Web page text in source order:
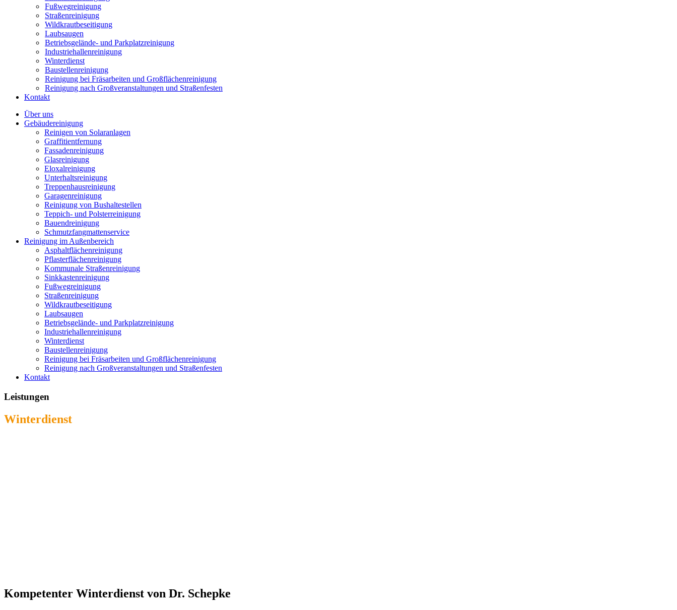
Fußwegreinigung
Straßenreinigung
Wildkrautbeseitigung
Laubsaugen
Betriebsgelände- und Parkplatzreinigung
Industriehallenreinigung
Winterdienst
Baustellenreinigung
Reinigung bei Fräsarbeiten und Großflächenreinigung
Reinigung nach Großveranstaltungen und Straßenfesten
Kontakt
Über uns
Gebäudereinigung
Reinigen von Solaranlagen
Graffitientfernung
Fassadenreinigung
Glasreinigung
Eloxalreinigung
Unterhaltsreinigung
Treppenhausreinigung
Garagenreinigung
Reinigung von Bushaltestellen
Teppich- und Polsterreinigung
Bauendreinigung
Schmutzfangmattenservice
Reinigung im Außenbereich
Asphaltflächenreinigung
Pflasterflächenreinigung
Kommunale Straßenreinigung
Sinkkastenreinigung
Fußwegreinigung
Straßenreinigung
Wildkrautbeseitigung
Laubsaugen
Betriebsgelände- und Parkplatzreinigung
Industriehallenreinigung
Winterdienst
Baustellenreinigung
Reinigung bei Fräsarbeiten und Großflächenreinigung
Reinigung nach Großveranstaltungen und Straßenfesten
Kontakt
Leistungen
Winterdienst
Kompetenter Winterdienst von Dr. Schepke